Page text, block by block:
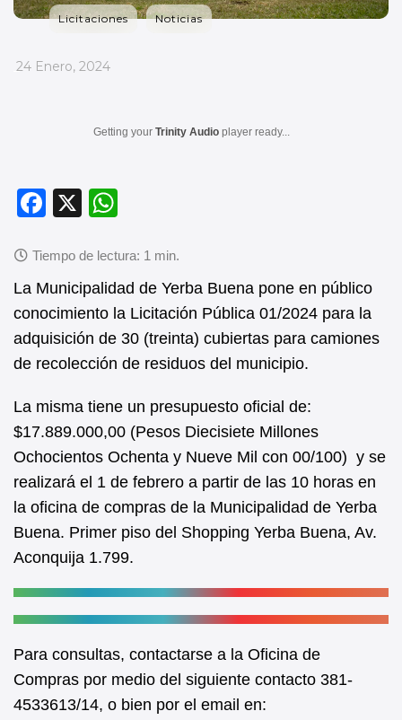
Licitaciones Noticias
_
24 Enero, 2024
Getting your Trinity Audio player ready...
F
c
e
b
o
o
k
X
at
s
A
p
p
La Municipalidad de Yerba Buena pone en público
conocimiento la Licitación Pública 01/2024 para la
adquisición de 30 (treinta) cubiertas para camiones
de recolección de residuos del municipio.
La misma tiene un presupuesto oficial de:
$17.889.000,00 (Pesos Diecisiete Millones
Ochocientos Ochenta y Nueve Mil con 00/100) y se
realizará el 1 de febrero a partir de las 10 horas en
la oficina de compras de la Municipalidad de Yerba
Buena. Primer piso del Shopping Yerba Buena, Av.
Aconquija 1.799.
Para consultas, contactarse a la Oficina de
Compras por medio del siguiente contacto 381-
4533613/14, o bien por el email en: